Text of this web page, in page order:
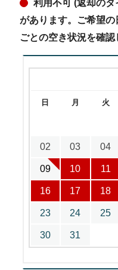
利用不可 (返却の
があります。ご希望
ごとの空き状況を確認
日 月 火
02 03 04
09 10 11
16 17 18
23 24 25
30 31